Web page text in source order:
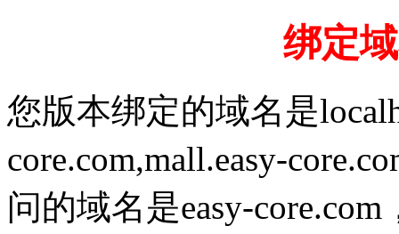
绑定
您版本绑定的域名是
core.com,mall.easy-
问的域名是easy-